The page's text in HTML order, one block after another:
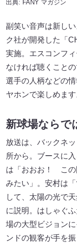
出典: FANY マガジン
副笑い音声は新し
ク社が開発した「
実施。エスコンフ
なければ聴くこと
選手の人柄などの
ヤホンで楽しめます
新球場ならで
放送は、バックネ
所から。ブースに
は「おおお！ こ
みたい」。安村は
して、太陽の光で
に説明。はしゃぐ
場の大型ビジョン
ンドの観客が手を